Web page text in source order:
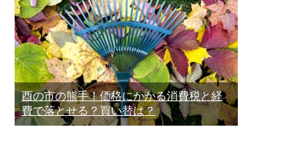
酉の市の熊手！価格にかかる消費税と経
費で落とせる？買い替は？